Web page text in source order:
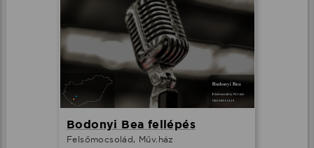
Bodonyi Bea fellépés
Felsőmocsolád, Műv.ház